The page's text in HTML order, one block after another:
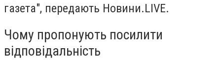
газета", передають Новини.LIVE.
Чому пропонують посилити
відповідальність